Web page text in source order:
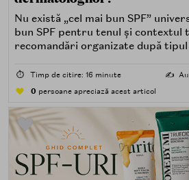
Nu există „cel mai bun SPF”
bun SPF pentru tenul și contextul
recomandări organizate după tipul
rezistență la apă, compatibilitate
minerale, chimice sau hibride).
⏱️ Timp de citire: 16 minute ✍️
0 persoane apreciază acest articol